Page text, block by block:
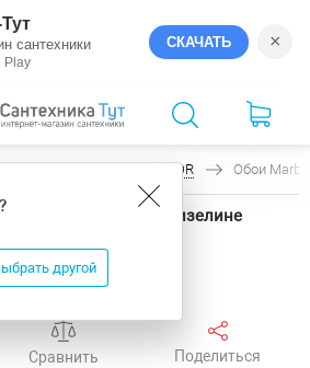
сантехники
Play
СКАЧАТЬ ×
?
другой
PATENT DECOR Обои
9224 Винил на флизелине
Сравнить Поделиться